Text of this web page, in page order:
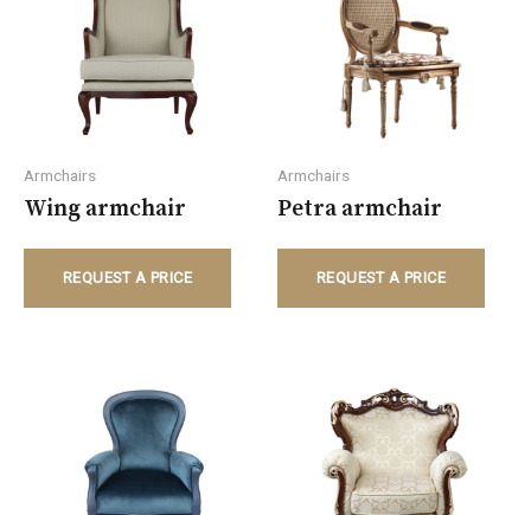
Armchairs
Wing armchair
REQUEST A PRICE
Armchairs
Petra armchair
REQUEST A PRICE